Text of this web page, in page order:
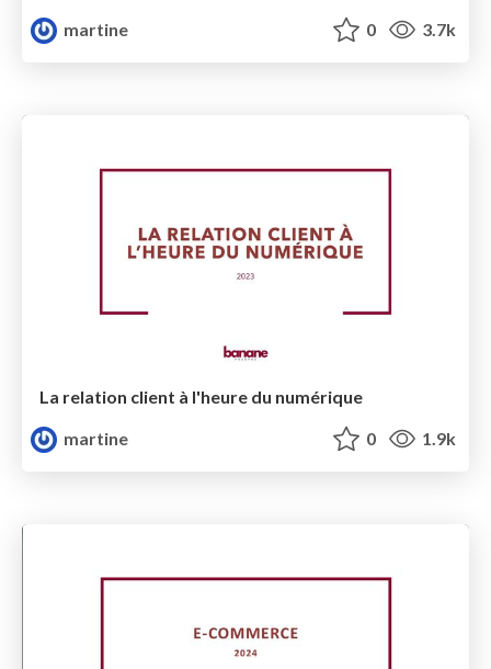
martine
0 3.7k
La relation client à l'heure du numérique
martine
0 1.9k